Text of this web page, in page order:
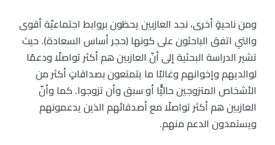
ومن ناحيةٍ أخرى، نجد العازبين يحظون بروابط اجتماعيّة أقوى
والتي اتفق الباحثون على كونها (حجر أساس السعادة). حيث
تشير الدراسة البحثية إلى أنّ العازبين هم أكثر تواصلًا ودعمًا
لوالديهم وإخوانهم وغالبًا ما يتمتعون بصداقاتٍ أكثر من
الأشخاص المتزوجين حاليًّا أو سبق وأن تزوجوا. كما وأنّ
العازبين هم أكثر تواصلًا مع أصدقائهم الذين يدعمونهم
ويستمدون الدعم منهم.